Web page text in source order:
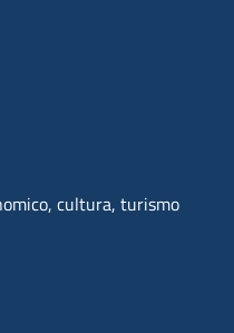
cultura, turismo